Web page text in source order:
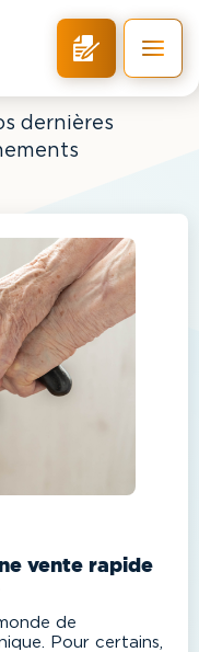
dernières
vente rapide
de
Pour certains,